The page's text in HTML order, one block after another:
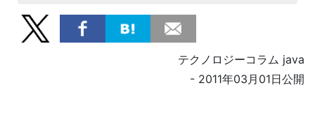
テクノロジーコラム java
- 2011年03月01日公開